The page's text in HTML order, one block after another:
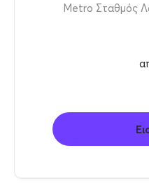
Metro Σταθμός